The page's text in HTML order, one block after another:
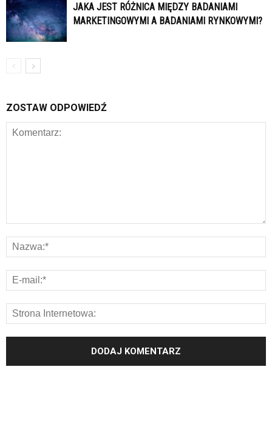
JAKA JEST RÓŻNICA MIĘDZY BADANIAMI
MARKETINGOWYMI A BADANIAMI RYNKOWYMI?
ZOSTAW ODPOWIEDŹ